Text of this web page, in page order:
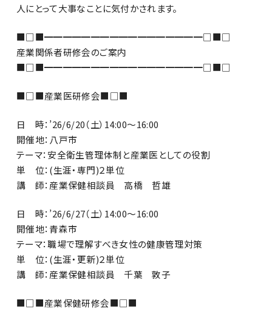
人にとって大事なことに気付かされます。
■□■━━━━━━━━━━━━━━━━━□■□
産業関係者研修会のご案内
■□■━━━━━━━━━━━━━━━━━□■□
■□■産業医研修会■□■
日 時：’26/6/20（土）14:00～16:00
開催地：八戸市
テーマ：安全衛生管理体制と産業医としての役割
単 位：(生涯・専門)２単位
講 師：産業保健相談員 高橋 哲雄
日 時：’26/6/27（土）14:00～16:00
開催地：青森市
テーマ：職場で理解すべき女性の健康管理対策
単 位：(生涯・更新)２単位
講 師：産業保健相談員 千葉 敦子
■□■産業保健研修会■□■